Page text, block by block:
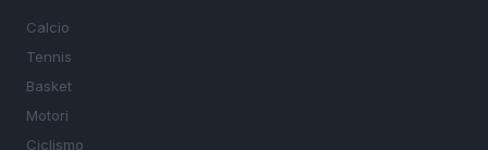
Calcio
Tennis
Basket
Motori
Ciclismo